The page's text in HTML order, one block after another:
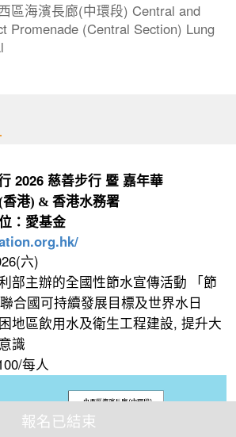
區海濱長廊(中環段) Central and
Promenade (Central Section) Lung
2026 慈善步行 暨 嘉年華
港) & 香港水務署
：愛基金
六)
部主辦的全國性節水宣傳活動 「節
聯合國可持續發展目標及世界水日
地區飲用水及衛生工程建設, 提升大
識
每人
報名已結束